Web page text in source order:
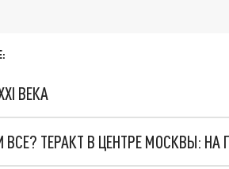
ВЕКА
ТЕРАКТ В ЦЕНТРЕ МОСКВЫ: